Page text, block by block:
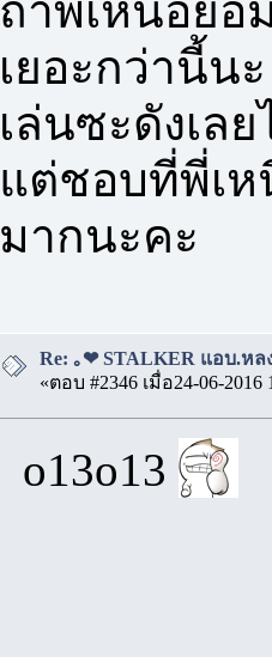
ถ้าพี่เหนือยอ
เยอะกว่านี้น
เล่นซะดังเลย
แต่ชอบที่พี่เห
มากนะคะ
Re: ｡❤ STALKER แอบ.หล
«ตอบ #2346 เมื่อ24-06-2016
o13o13